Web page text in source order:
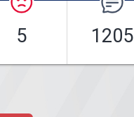
5 1205